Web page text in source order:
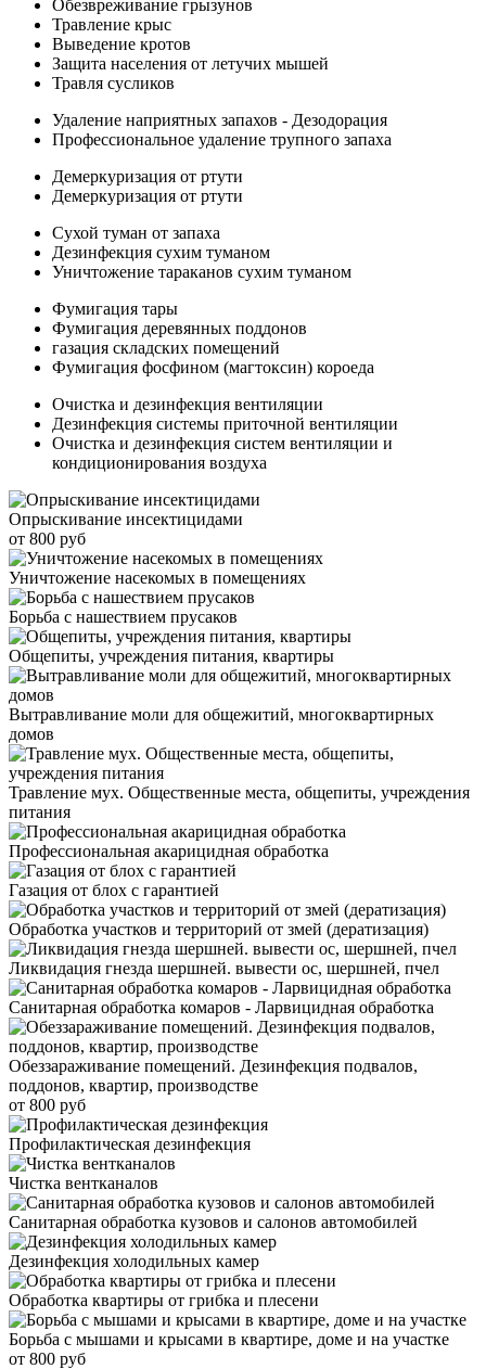
Обезвреживание грызунов
Травление крыс
Выведение кротов
Защита населения от летучих мышей
Травля сусликов
Удаление наприятных запахов - Дезодорация
Профессиональное удаление трупного запаха
Демеркуризация от ртути
Демеркуризация от ртути
Сухой туман от запаха
Дезинфекция сухим туманом
Уничтожение тараканов сухим туманом
Фумигация тары
Фумигация деревянных поддонов
газация складских помещений
Фумигация фосфином (магтоксин) короеда
Очистка и дезинфекция вентиляции
Дезинфекция системы приточной вентиляции
Очистка и дезинфекция систем вентиляции и
кондиционирования воздуха
Опрыскивание инсектицидами
от 800 руб
Уничтожение насекомых в помещениях
Борьба с нашествием прусаков
Общепиты, учреждения питания, квартиры
Вытравливание моли для общежитий, многоквартирных
домов
Травление мух. Общественные места, общепиты, учреждения
питания
Профессиональная акарицидная обработка
Газация от блох с гарантией
Обработка участков и территорий от змей (дератизация)
Ликвидация гнезда шершней. вывести ос, шершней, пчел
Санитарная обработка комаров - Ларвицидная обработка
Обеззараживание помещений. Дезинфекция подвалов,
поддонов, квартир, производстве
от 800 руб
Профилактическая дезинфекция
Чистка вентканалов
Санитарная обработка кузовов и салонов автомобилей
Дезинфекция холодильных камер
Обработка квартиры от грибка и плесени
Борьба с мышами и крысами в квартире, доме и на участке
от 800 руб